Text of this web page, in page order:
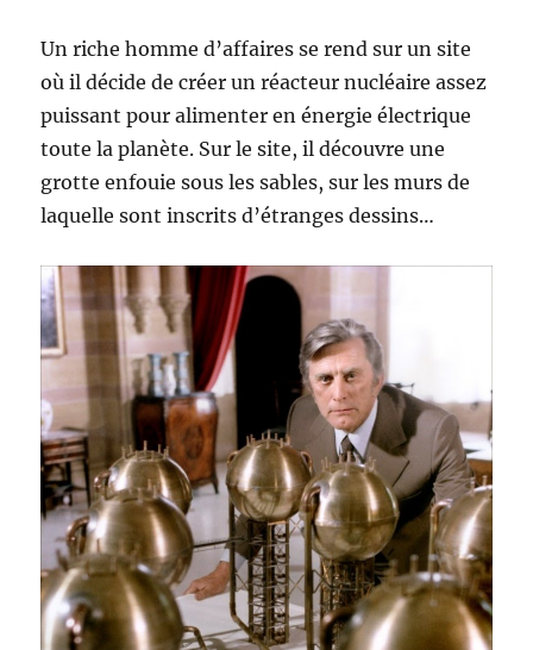
Un riche homme d’affaires se rend sur un site
où il décide de créer un réacteur nucléaire assez
puissant pour alimenter en énergie électrique
toute la planète. Sur le site, il découvre une
grotte enfouie sous les sables, sur les murs de
laquelle sont inscrits d’étranges dessins…